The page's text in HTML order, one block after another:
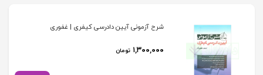
شرح آزمونی آیین دادرسی کیفری | غفوری
۱,۳۰۰,۰۰۰ تومان